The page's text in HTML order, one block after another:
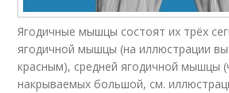
Ягодичные мышцы состоят их трёх
ягодичной мышцы (на иллюстрации
красным), средней ягодичной мышцы
накрываемых большой, см.